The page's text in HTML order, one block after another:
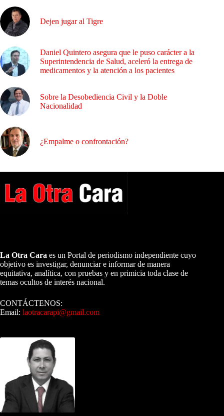
Dejen jugar al Tigre
Daniel Quintero asegura que le puso carácter a la
Superintendencia de Salud, aceleró la entrega de
medicamentos y la atención a los pacientes
Sobre la Desobediencia Civil y la Doble
Nacionalidad
¿Empalme o confrontación?
La Otra Cara es un Portal de periodismo independiente cuyo
objetivo es investigar, denunciar e informar de manera
equitativa, analítica, con pruebas y en primicia toda clase de
temas ocultos de interés nacional.
CONTÁCTENOS:
Email: laotracarapi@gmail.com